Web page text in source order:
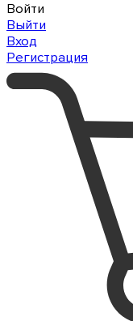
Войти
Выйти
Вход
Регистрация